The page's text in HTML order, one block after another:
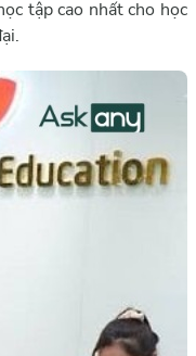
tập cao nhất cho học